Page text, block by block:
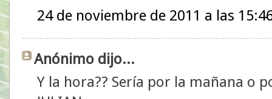
24 de noviembre de 2011 a las
Anónimo dijo...
Y la hora?? Sería por la mañana o